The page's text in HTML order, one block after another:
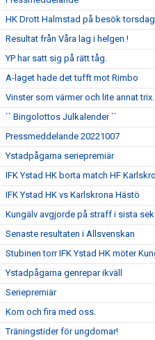
HK Drott Halmstad på besök
Resultat från Våra lag i helgen !
YP har satt sig på rätt tåg.
A-laget hade det tufft mot Rimbo
Vinster som värmer och lite annat trix.
`` Bingolottos Julkalender ``
Pressmeddelande 20221007
Ystadpågarna seriepremiär
IFK Ystad HK borta match HF
IFK Ystad HK vs Karlskrona Hästö
Kungälv avgjorde på straff i sista
Senaste resultaten i Allsvenskan
Stubinen torr IFK Ystad HK möter
Ystadpågarna genrepar ikväll
Seriepremiär
Kom och fira med oss.
Träningstider för ungdomar!